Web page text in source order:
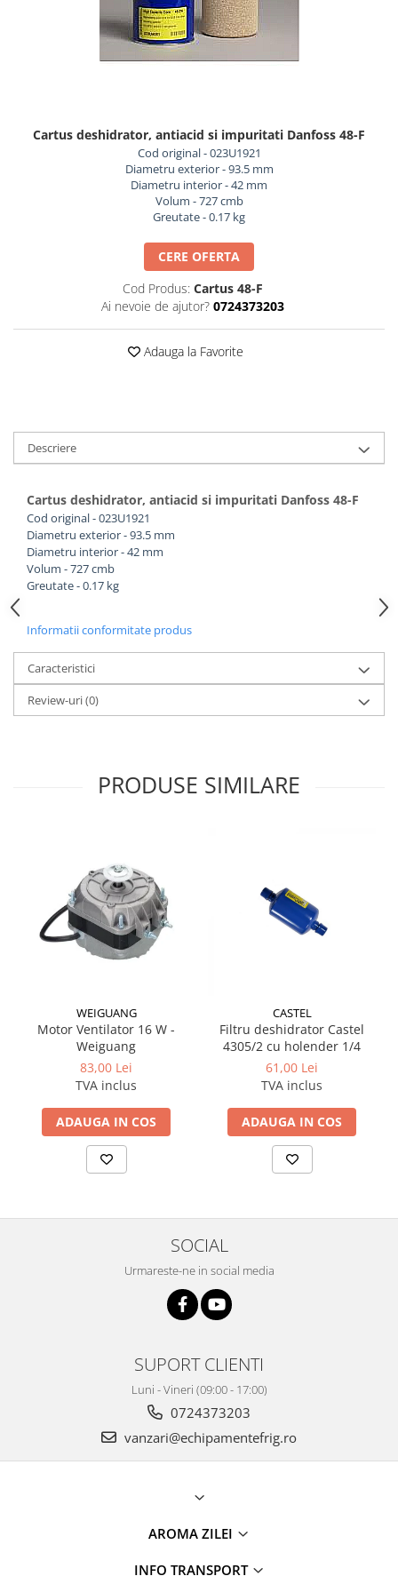
REZISTENTE DIGIVRARE
REZISTENTE SILICONICE
Ventilatoare WEIGUANG
VENTILATOARE AXIALE
Compresoare Cubigel R134a
Compresoare Cubigel R404a
Compresoare Jiaxipera
VAPORIZATOARE LU-VE
Cartus deshidrator, antiacid si impuritati Danfoss 48-F
Cod original - 023U1921
Diametru exterior - 93.5 mm
Diametru interior - 42 mm
Volum - 727 cmb
Greutate - 0.17 kg
CERE OFERTA
Cod Produs: Cartus 48-F
Ai nevoie de ajutor? 0724373203
Adauga la Favorite
Descriere
Cartus deshidrator, antiacid si impuritati Danfoss 48-F
Cod original - 023U1921
Diametru exterior - 93.5 mm
Diametru interior - 42 mm
Volum - 727 cmb
Greutate - 0.17 kg
Informatii conformitate produs
Caracteristici
Review-uri(0)
PRODUSE SIMILARE
WEIGUANG
Motor Ventilator 16 W -
Weiguang
83,00 Lei
TVA inclus
ADAUGA IN COS
CASTEL
Filtru deshidrator Castel
4305/2 cu holender 1/4
61,00 Lei
TVA inclus
ADAUGA IN COS
SOCIAL
Urmareste-ne in social media
SUPORT CLIENTI
Luni - Vineri (09:00 - 17:00)
0724373203
vanzari@echipamentefrig.ro
AROMA ZILEI
INFO TRANSPORT